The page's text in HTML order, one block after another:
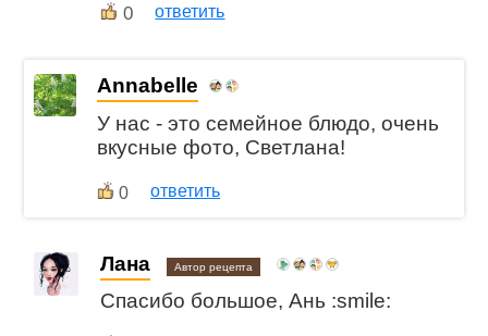
0 ответить
Annabelle
У нас - это семейное блюдо, очень
вкусные фото, Светлана!
0 ответить
Лана Автор рецепта
Спасибо большое, Ань :smile: